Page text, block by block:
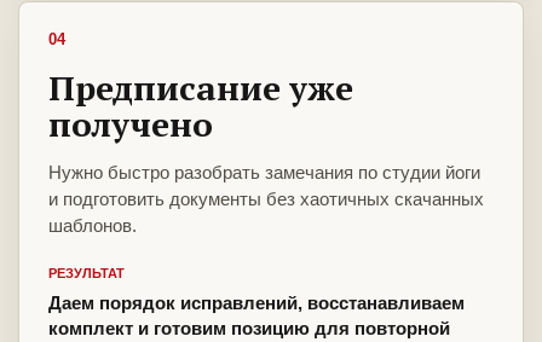
04
Предписание уже
получено
Нужно быстро разобрать замечания по студии йоги
и подготовить документы без хаотичных скачанных
шаблонов.
РЕЗУЛЬТАТ
Даем порядок исправлений, восстанавливаем
комплект и готовим позицию для повторной